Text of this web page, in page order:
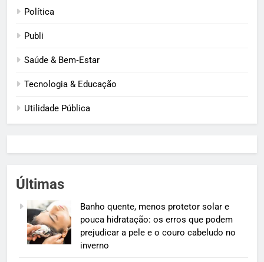
Política
Publi
Saúde & Bem‑Estar
Tecnologia & Educação
Utilidade Pública
Últimas
Banho quente, menos protetor solar e
pouca hidratação: os erros que podem
prejudicar a pele e o couro cabeludo no
inverno